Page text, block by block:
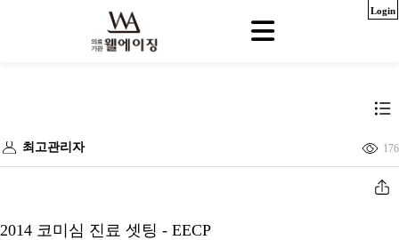
Login
최고관리자 176
2014 코미심 진료 셋팅 - EECP